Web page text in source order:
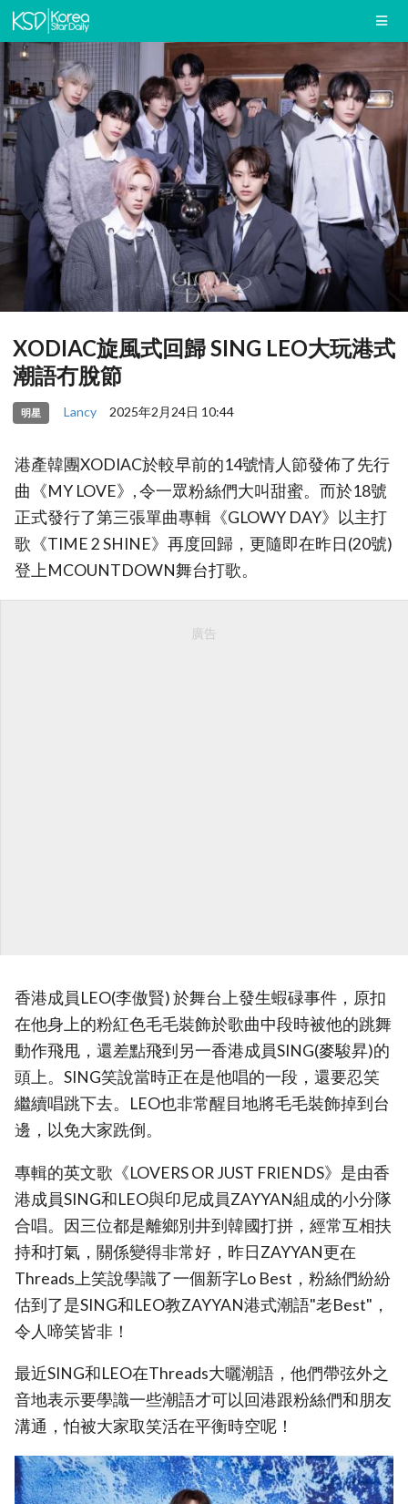
XODIAC旋風式回歸 SING LEO大玩港式
潮語冇脫節
明星 Lancy 2025年2月24日 10:44
港產韓團XODIAC於較早前的14號情人節發佈了先行
曲《MY LOVE》, 令一眾粉絲們大叫甜蜜。而於18號
正式發行了第三張單曲專輯《GLOWY DAY》以主打
歌《TIME 2 SHINE》再度回歸，更隨即在昨日(20號)
登上MCOUNTDOWN舞台打歌。
廣告
香港成員LEO(李傲賢) 於舞台上發生蝦碌事件，原扣
在他身上的粉紅色毛毛裝飾於歌曲中段時被他的跳舞
動作飛甩，還差點飛到另一香港成員SING(麥駿昇)的
頭上。SING笑說當時正在是他唱的一段，還要忍笑
繼續唱跳下去。LEO也非常醒目地將毛毛裝飾掉到台
邊，以免大家跣倒。
專輯的英文歌《LOVERS OR JUST FRIENDS》是由香
港成員SING和LEO與印尼成員ZAYYAN組成的小分隊
合唱。因三位都是離鄉別井到韓國打拼，經常互相扶
持和打氣，關係變得非常好，昨日ZAYYAN更在
Threads上笑說學識了一個新字Lo Best，粉絲們紛紛
估到了是SING和LEO教ZAYYAN港式潮語"老Best"，
令人啼笑皆非！
最近SING和LEO在Threads大曬潮語，他們帶弦外之
音地表示要學識一些潮語才可以回港跟粉絲們和朋友
溝通，怕被大家取笑活在平衡時空呢！